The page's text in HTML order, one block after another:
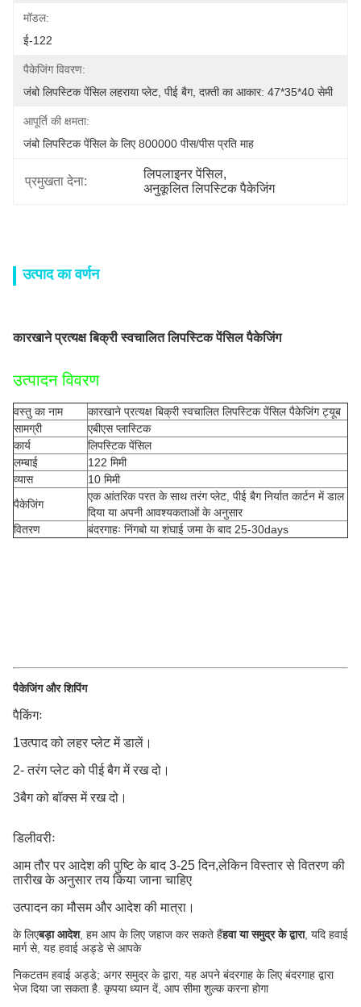
मॉडल:
ई-122
पैकेजिंग विवरण:
जंबो लिपस्टिक पेंसिल लहराया प्लेट, पीई बैग, दफ़्ती का आकार: 47*35*40 सेमी
आपूर्ति की क्षमता:
जंबो लिपस्टिक पेंसिल के लिए 800000 पीस/पीस प्रति माह
प्रमुखता देना:
लिपलाइनर पेंसिल,
अनुकूलित लिपस्टिक पैकेजिंग
उत्पाद का वर्णन
कारखाने प्रत्यक्ष बिक्री स्वचालित लिपस्टिक पेंसिल पैकेजिंग
उत्पादन विवरण
वस्तु का नाम
कारखाने प्रत्यक्ष बिक्री स्वचालित लिपस्टिक पेंसिल पैकेजिंग ट्यूब
सामग्री
एबीएस प्लास्टिक
कार्य
लिपस्टिक पेंसिल
लम्बाई
122 मिमी
व्यास
10 मिमी
पैकेजिंग
एक आंतरिक परत के साथ तरंग प्लेट, पीई बैग निर्यात कार्टन में डाल
दिया या अपनी आवश्यकताओं के अनुसार
वितरण
बंदरगाहः निंगबो या शंघाई जमा के बाद 25-30days
पैकेजिंग और शिपिंग
पैकिंगः
1उत्पाद को लहर प्लेट में डालें।
2- तरंग प्लेट को पीई बैग में रख दो।
3बैग को बॉक्स में रख दो।
डिलीवरीः
आम तौर पर आदेश की पुष्टि के बाद 3-25 दिन,लेकिन विस्तार से वितरण की
तारीख के अनुसार तय किया जाना चाहिए
उत्पादन का मौसम और आदेश की मात्रा।
के लिएबड़ा आदेश, हम आप के लिए जहाज कर सकते हैंहवा या समुद्र के द्वारा, यदि हवाई
मार्ग से, यह हवाई अड्डे से आपके
निकटतम हवाई अड्डे; अगर समुद्र के द्वारा, यह अपने बंदरगाह के लिए बंदरगाह द्वारा
भेज दिया जा सकता है. कृपया ध्यान दें, आप सीमा शुल्क करना होगा